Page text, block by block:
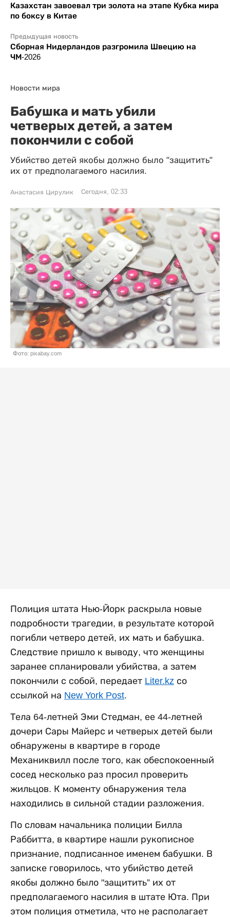
Казахстан завоевал три золота на этапе Кубка мира
по боксу в Китае
Предыдущая новость
Сборная Нидерландов разгромила Швецию на
ЧМ-2026
Новости мира
Бабушка и мать убили
четверых детей, а затем
покончили с собой
Убийство детей якобы должно было "защитить"
их от предполагаемого насилия.
Анастасия Цирулик Сегодня, 02:33
Фото: pixabay.com
Полиция штата Нью-Йорк раскрыла новые
подробности трагедии, в результате которой
погибли четверо детей, их мать и бабушка.
Следствие пришло к выводу, что женщины
заранее спланировали убийства, а затем
покончили с собой, передает Liter.kz со
ссылкой на New York Post.
Тела 64-летней Эми Стедман, ее 44-летней
дочери Сары Майерс и четверых детей были
обнаружены в квартире в городе
Механиквилл после того, как обеспокоенный
сосед несколько раз просил проверить
жильцов. К моменту обнаружения тела
находились в сильной стадии разложения.
По словам начальника полиции Билла
Раббитта, в квартире нашли рукописное
признание, подписанное именем бабушки. В
записке говорилось, что убийство детей
якобы должно было "защитить” их от
предполагаемого насилия в штате Юта. При
этом полиция отметила, что не располагает